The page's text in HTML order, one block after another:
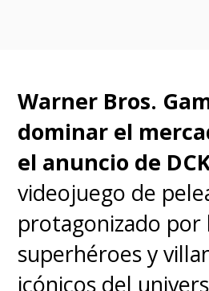
Warner Bros.
dominar el
el anuncio de
videojuego de
protagonizado por
superhéroes y
icónicos del